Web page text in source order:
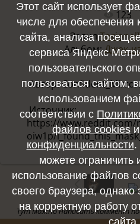
Полный размер -
123
Залил
Альбом:Джек-
Автор:
Источник:
https://
oiw1p/
Тут можно написать коммент
Этот сайт использует
числе для обеспечения
сайта, анализа
сервиса Яндекс
пользовательского
пользоваться сайтом,
использованием
соответствии с
файлов cookies
конфиденциальности.
можете ограничить
использование файлов
своего браузера, однако
на корректную работу
сайта.